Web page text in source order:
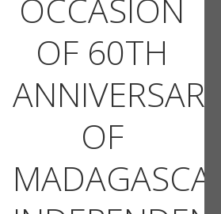
OCCASION
OF 60TH
ANNIVERSARY
OF